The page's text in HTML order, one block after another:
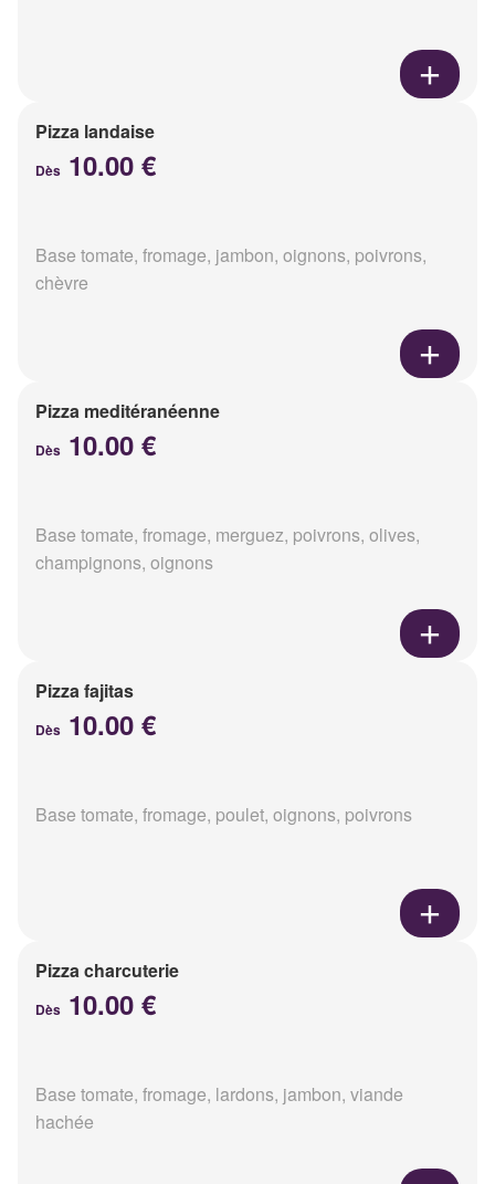
Pizza landaise
Dès 10.00 €
Base tomate, fromage, jambon, oignons, poivrons,
chèvre
Pizza meditéranéenne
Dès 10.00 €
Base tomate, fromage, merguez, poivrons, olives,
champignons, oignons
Pizza fajitas
Dès 10.00 €
Base tomate, fromage, poulet, oignons, poivrons
Pizza charcuterie
Dès 10.00 €
Base tomate, fromage, lardons, jambon, viande
hachée